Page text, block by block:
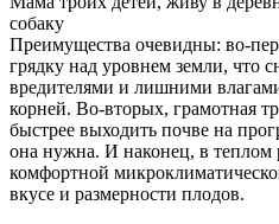
собаку
Преимущества очевидны: во-
грядку над уровнем земли, что
вредителями и лишними
корней. Во-вторых, грамотная
быстрее выходить почве на
она нужна. И наконец, в теплом
комфортной
вкусе и размерности плодов.